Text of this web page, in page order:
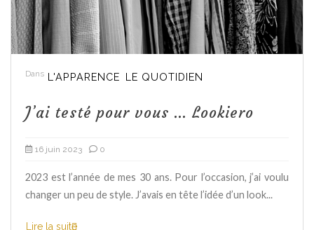
Dans L'APPARENCE LE QUOTIDIEN
J’ai testé pour vous … Lookiero
16 juin 2023 0
2023 est l’année de mes 30 ans. Pour l’occasion, j’ai voulu
changer un peu de style. J’avais en tête l’idée d’un look...
Lire la suite